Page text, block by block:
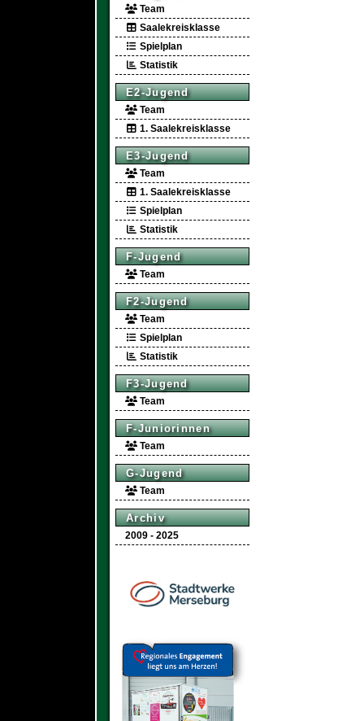
Team
Saalekreisklasse
Spielplan
Statistik
E2-Jugend
Team
1. Saalekreisklasse
E3-Jugend
Team
1. Saalekreisklasse
Spielplan
Statistik
F-Jugend
Team
F2-Jugend
Team
Spielplan
Statistik
F3-Jugend
Team
F-Juniorinnen
Team
G-Jugend
Team
Archiv
2009 - 2025